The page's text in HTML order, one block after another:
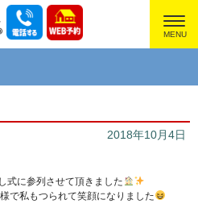
2018年10月4日
式に参列させて頂きました
で私もつられて笑顔になりました